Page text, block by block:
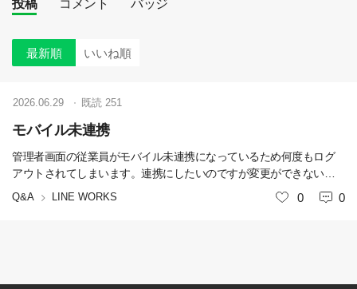
投稿 コメント バッジ
最新順 いいね順
モバイル未連携
管理者画面の従業員がモバイル未連携になっているため何度もログ
アウトされてしまいます。連携にしたいのですが変更ができないよ
う
Q&A LINE WORKS
2026.06.29 既読 251
いいね
0 0